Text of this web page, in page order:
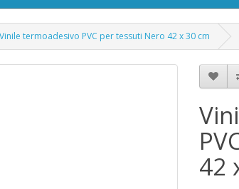
Vinile termoadesivo PVC per tessuti Nero 42 x 30 cm
42